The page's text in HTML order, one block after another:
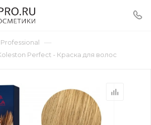
—
Perfect - Краска для волос